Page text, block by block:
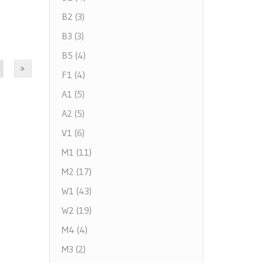
B2 (3)
B3 (3)
B5 (4)
F1 (4)
A1 (5)
A2 (5)
V1 (6)
M1 (11)
M2 (17)
W1 (43)
W2 (19)
M4 (4)
M3 (2)